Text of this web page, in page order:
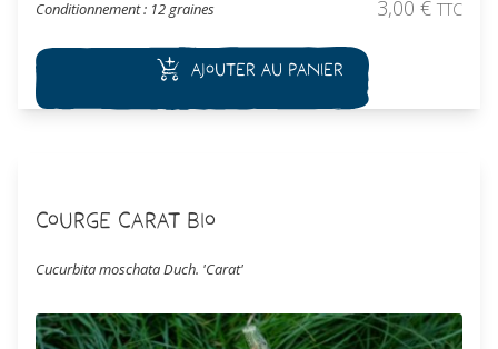
Conditionnement : 12 graines
3,00 € TTC
Ajouter au panier
Courge Carat Bio
Cucurbita moschata Duch. 'Carat'